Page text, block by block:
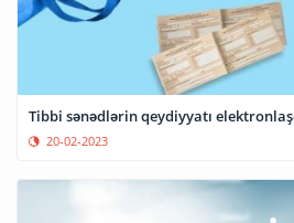
Tibbi sənədlərin qeydiyyatı
20-02-2023